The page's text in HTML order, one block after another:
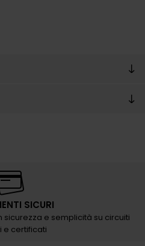
SICURI
sicurezza e semplicità su circuiti
e certificati